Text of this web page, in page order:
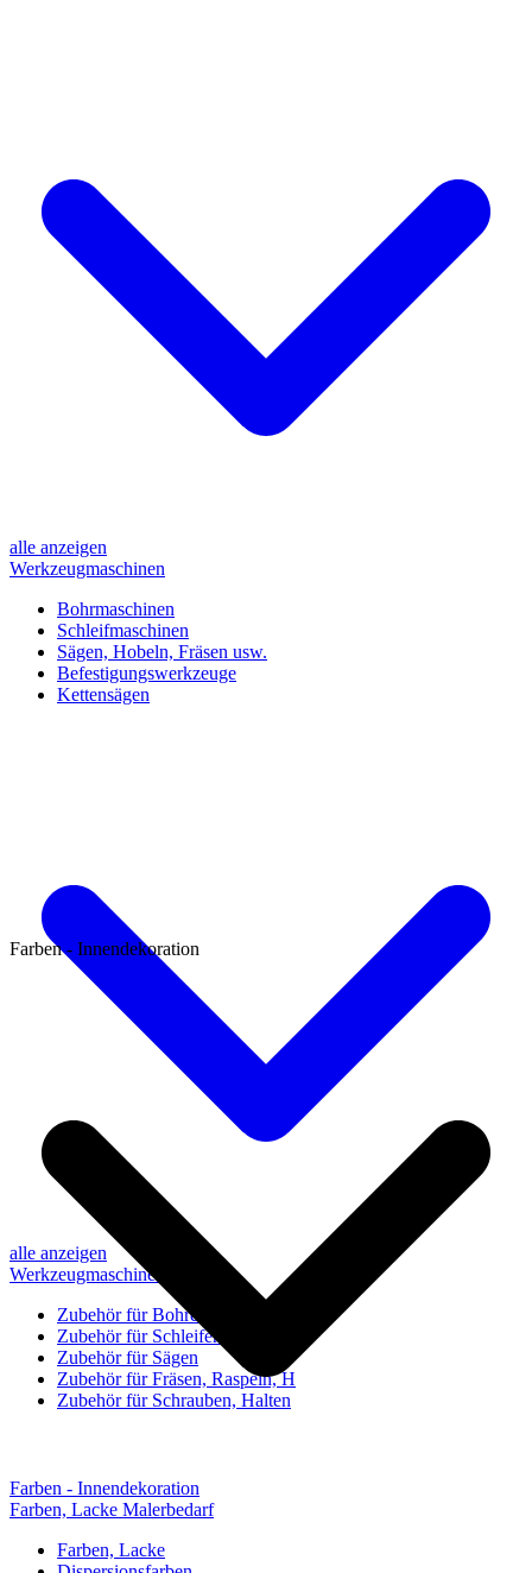
alle anzeigen
Werkzeugmaschinen
Bohrmaschinen
Schleifmaschinen
Sägen, Hobeln, Fräsen usw.
Befestigungswerkzeuge
Kettensägen
alle anzeigen
Werkzeugmaschinen-Zubehör
Zubehör für Bohren, Bohrhilfen
Zubehör für Schleifen, Poliere
Zubehör für Sägen
Zubehör für Fräsen, Raspeln, H
Zubehör für Schrauben, Halten
Farben - Innendekoration
Farben - Innendekoration
Farben, Lacke Malerbedarf
Farben, Lacke